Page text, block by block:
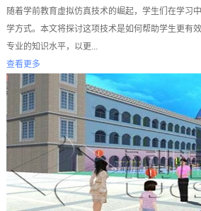
随着学前教育虚拟仿真技术的崛起，学生们在学习
学方式。本文将探讨这项技术是如何帮助学生更有
专业的知识水平，以更...
查看更多